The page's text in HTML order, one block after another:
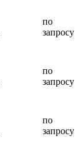
по
запросу
по
запросу
по
запросу